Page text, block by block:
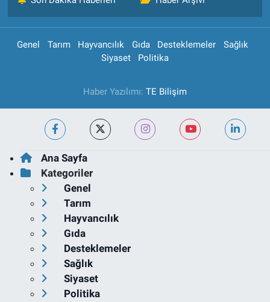
Genel Tarım Hayvancılık Gıda Desteklemeler
Sağlık
Siyaset
Politika
Haber Yazılımı: TE Bilişim
Ana Sayfa
Kategoriler
Genel
Tarım
Hayvancılık
Gıda
Desteklemeler
Sağlık
Siyaset
Politika